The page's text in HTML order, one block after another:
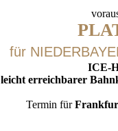
für
ICE-
leicht erreichbarer
Termin für